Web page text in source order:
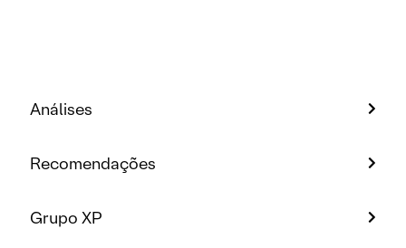
Análises
Recomendações
Grupo XP